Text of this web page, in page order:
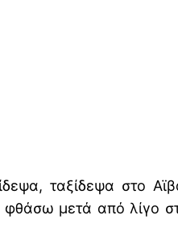
ταξίδεψα στο
μετά από λίγο